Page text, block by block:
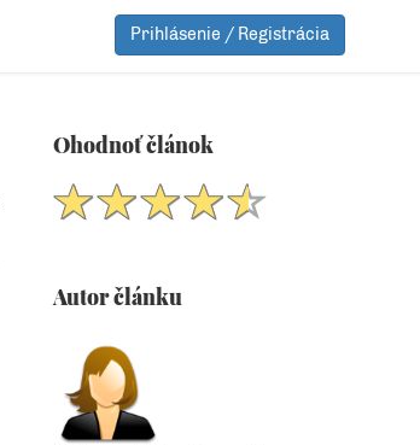
Prihlásenie / Registrácia
Ohodnoť článok
Autor článku